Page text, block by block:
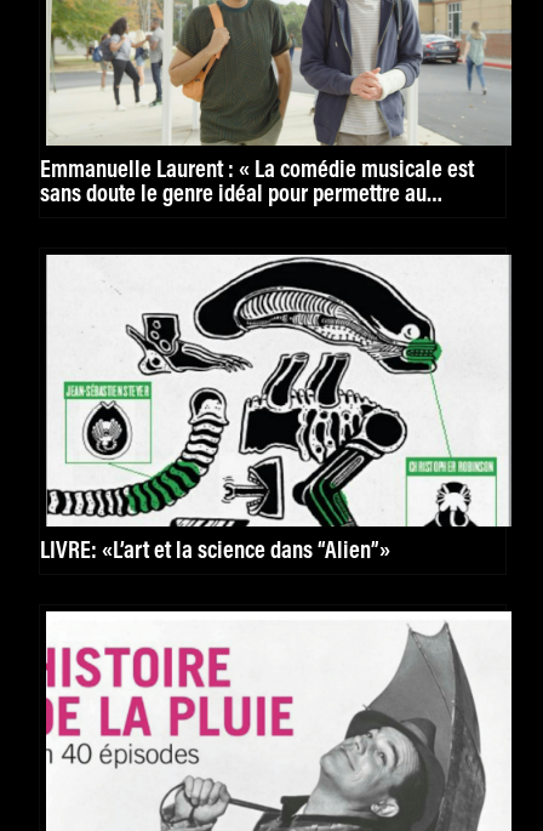
Emmanuelle Laurent : « La comédie musicale est
sans doute le genre idéal pour permettre au
LIVRE: «L’art et la science dans “Alien”»